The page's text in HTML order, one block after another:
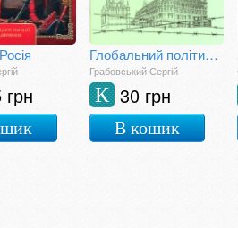
грн
Глобальний політичний терор: таємна зброя Кремля і Луб'янки
Грабовський Сергій
30 грн
К
В кошик